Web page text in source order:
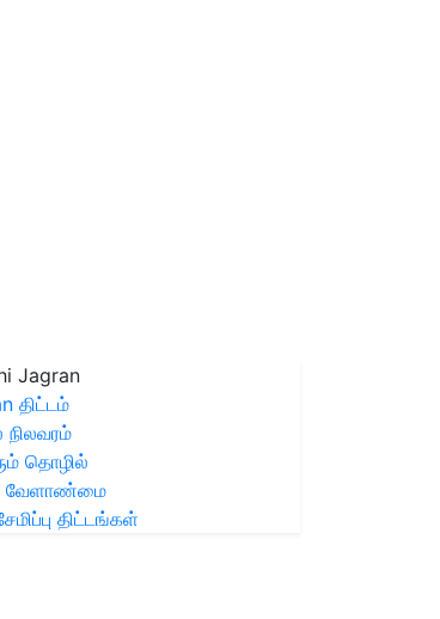
Jagran
திட்டம்
தொழில்
வேளாண்மை
திட்டங்கள்